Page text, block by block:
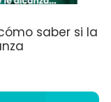
saber si la